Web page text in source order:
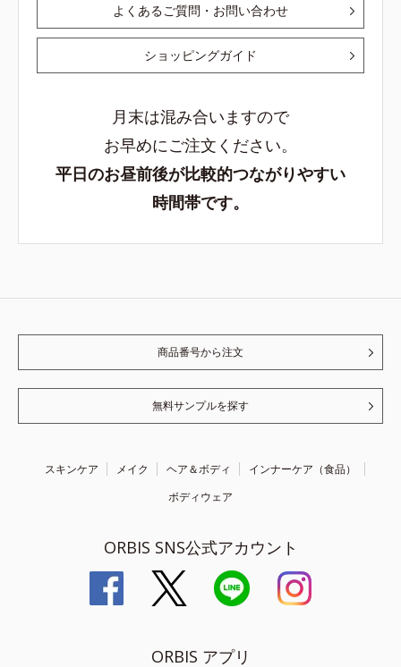
よくあるご質問・お問い合わせ
ショッピングガイド
月末は混み合いますので
お早めにご注文ください。
平日のお昼前後が比較的つながりやすい
時間帯です。
商品番号から注文
無料サンプルを探す
スキンケア メイク ヘア＆ボディ
インナーケア（食品）
ボディウェア
ORBIS SNS公式アカウント
ORBIS アプリ